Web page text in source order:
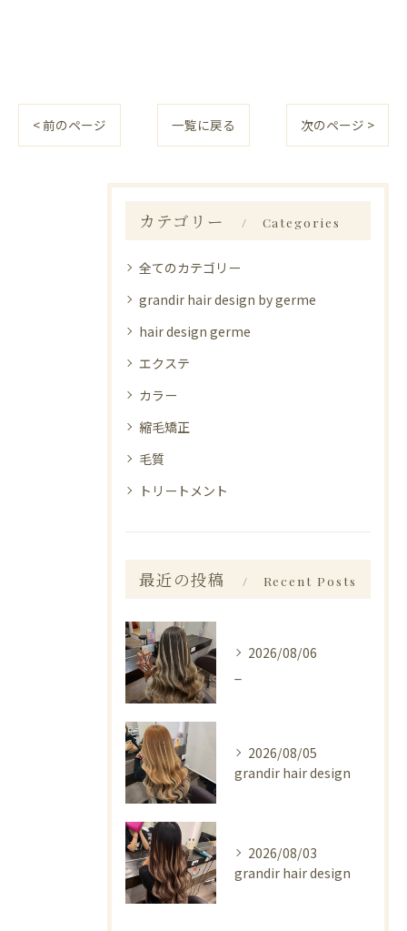
< 前のページ 一覧に戻る 次のページ >
カテゴリー Categories
全てのカテゴリー
grandir hair design by germe
hair design germe
エクステ
カラー
縮毛矯正
毛質
トリートメント
最近の投稿 Recent Posts
2026/08/06
2026/08/05
grandir hair design
2026/08/03
grandir hair design